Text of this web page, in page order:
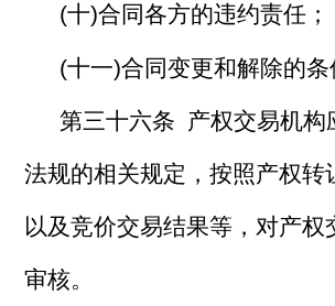
(十)合同各方的违约责任；
(十一)合同变更和解除的条
第三十六条 产权交易机构
法规的相关规定，按照产权转
以及竞价交易结果等，对产权
审核。